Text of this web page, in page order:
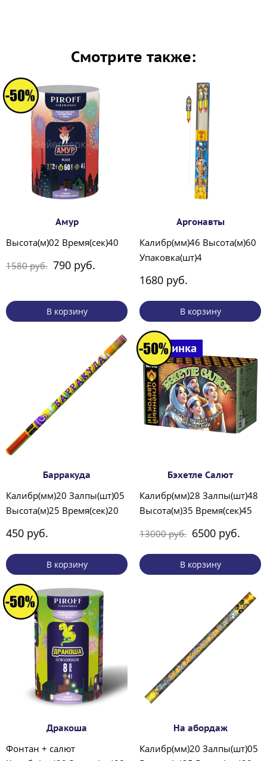
Смотрите также:
Амур
Высота(м)02 Время(сек)40
1580 руб. 790 руб.
В корзину
Аргонавты
Калибр(мм)46 Высота(м)60
Упаковка(шт)4
1680 руб.
В корзину
Барракуда
Калибр(мм)20 Залпы(шт)05
Высота(м)25 Время(сек)20
450 руб.
В корзину
Новинка
Бэхетле Салют
Калибр(мм)28 Залпы(шт)48
Высота(м)35 Время(сек)45
13000 руб. 6500 руб.
В корзину
Дракоша
Фонтан + салют
На абордаж
Калибр(мм)20 Залпы(шт)05